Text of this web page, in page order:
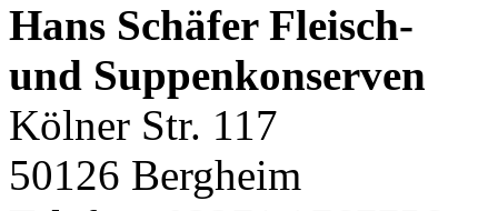
Hans Schäfer Fleisch-
und Suppenkonserven
Kölner Str. 117
50126 Bergheim